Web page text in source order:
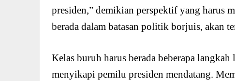
presiden,” demikian perspektif yang harus
berada dalam batasan politik borjuis, akan
Kelas buruh harus berada beberapa
menyikapi pemilu presiden mendatang.